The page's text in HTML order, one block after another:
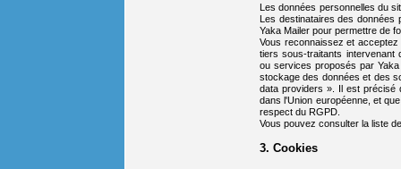
Les données personnelles du
Les destinataires des données
Yaka Mailer pour permettre de
Vous reconnaissez et
tiers sous-traitants intervenant
ou services proposés par
stockage des données et des
data providers ». Il est précisé
dans l'Union européenne, et
respect du RGPD.
Vous pouvez consulter la liste
3. Cookies